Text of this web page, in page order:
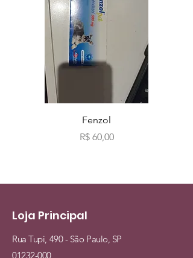
Fenzol
Preço
R$ 60,00
Loja Principal
Rua Tupi, 490 - São Paulo, SP
01232-000